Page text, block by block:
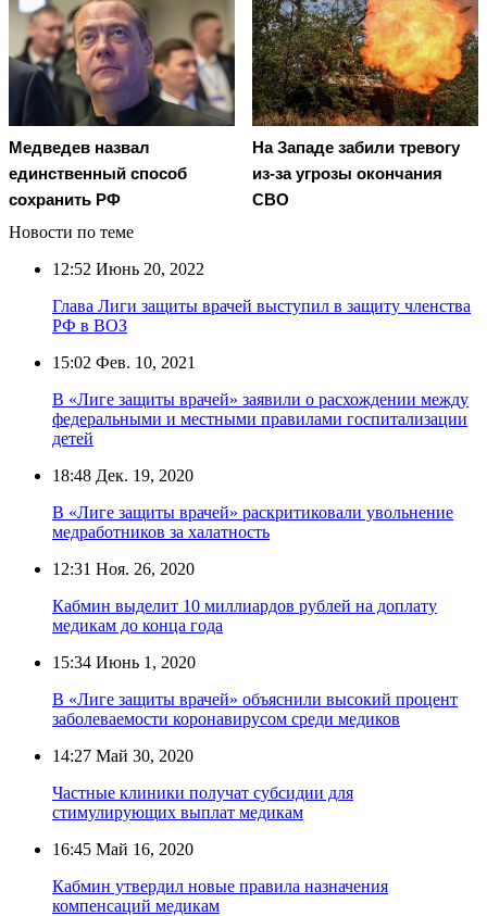
Медведев назвал
единственный способ
сохранить РФ
На Западе забили тревогу
из-за угрозы окончания
СВО
Новости по теме
12:52 Июнь 20, 2022
Глава Лиги защиты врачей выступил в защиту членства
РФ в ВОЗ
15:02 Фев. 10, 2021
В «Лиге защиты врачей» заявили о расхождении между
федеральными и местными правилами госпитализации
детей
18:48 Дек. 19, 2020
В «Лиге защиты врачей» раскритиковали увольнение
медработников за халатность
12:31 Ноя. 26, 2020
Кабмин выделит 10 миллиардов рублей на доплату
медикам до конца года
15:34 Июнь 1, 2020
В «Лиге защиты врачей» объяснили высокий процент
заболеваемости коронавирусом среди медиков
14:27 Май 30, 2020
Частные клиники получат субсидии для
стимулирующих выплат медикам
16:45 Май 16, 2020
Кабмин утвердил новые правила назначения
компенсаций медикам